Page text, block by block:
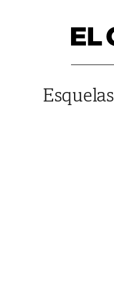
Esquelas